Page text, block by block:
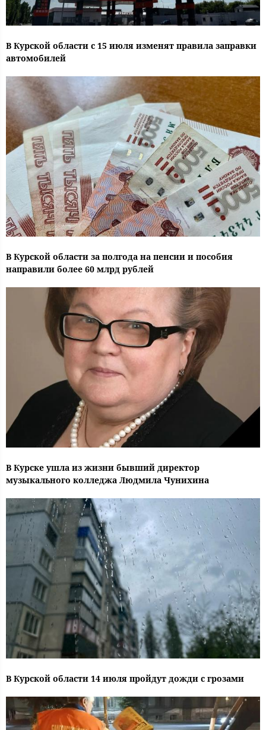
В Курской области с 15 июля изменят правила заправки
автомобилей
В Курской области за полгода на пенсии и пособия
направили более 60 млрд рублей
В Курске ушла из жизни бывший директор
музыкального колледжа Людмила Чунихина
В Курской области 14 июля пройдут дожди с грозами